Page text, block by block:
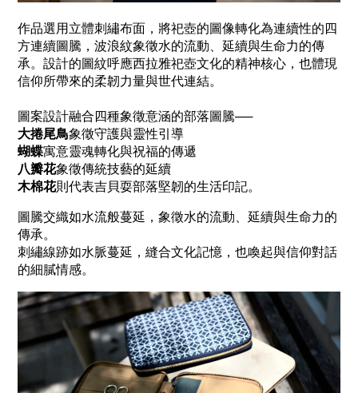
作品選用立體刺繡布面，將祀壺的圖像轉化為連續性的四
方連續圖騰，波浪紋象徵水的流動、延續與生命力的傳
承。設計的圖紋呼應西拉雅祀壺文化的精神核心，也體現
信仰所帶來的柔韌力量與世代連結。
圖案設計融合四種象徵意涵的部落圖騰──
大捲尾鳥象徵守護與靈性引導
蝴蝶寓意靈魂轉化與祝福的傳遞
八瓣花象徵傳統技藝的延續
木棉花則代表吉貝耍部落堅韌的生活印記。
圖騰交織如水流般蔓延，象徵水的流動、延續與生命力的
傳承。
刺繡線跡如水脈蔓延，縫合文化記憶，也喚起與信仰對話
的細膩情感。